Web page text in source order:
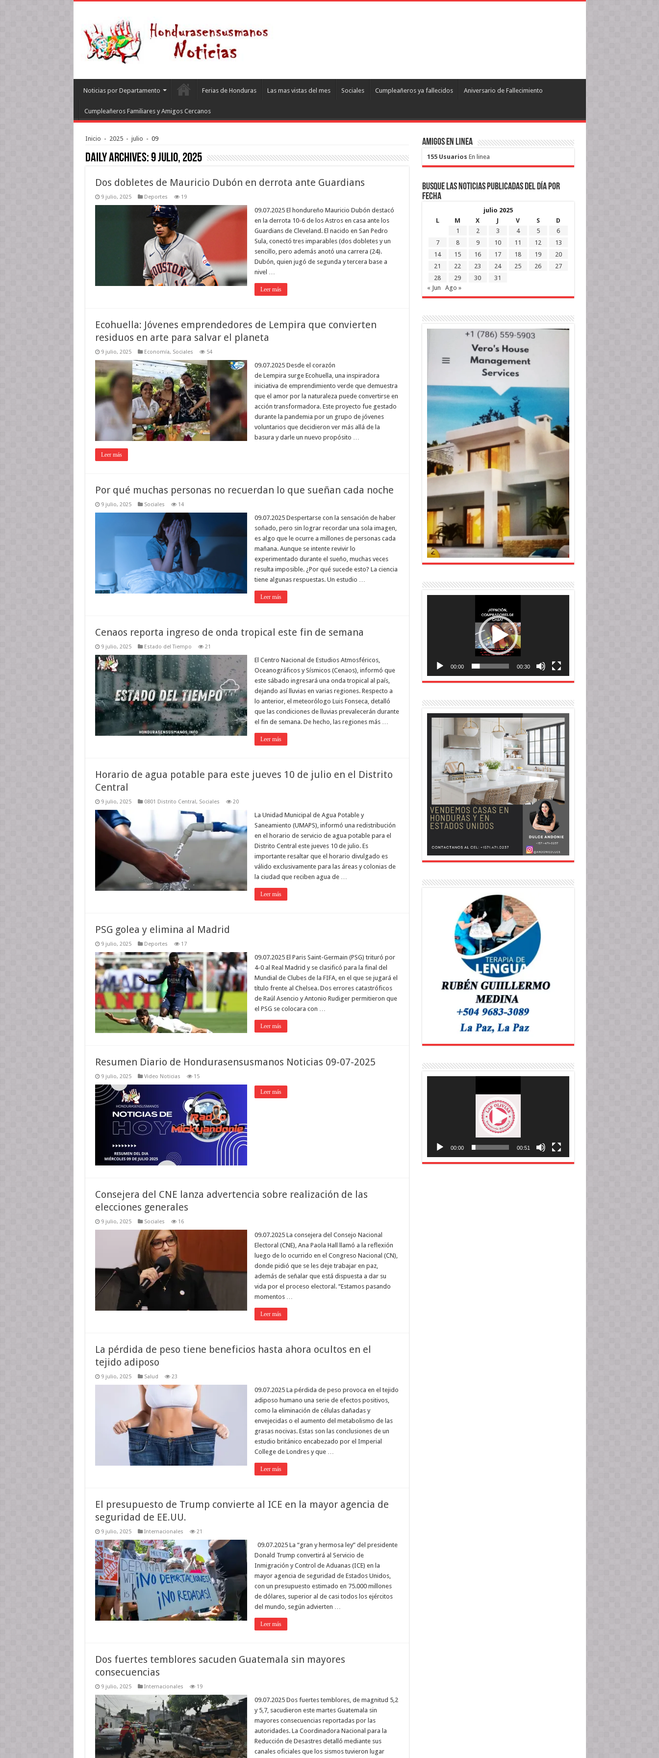
Noticias por Departamento Ferias de Honduras Las mas vistas del mes Sociales Cumpleañeros ya fallecidos Aniversario de Fallecimiento
Cumpleañeros Familiares y Amigos Cercanos
Inicio - 2025 - julio - 09
Daily Archives:9 julio, 2025
Dos dobletes de Mauricio Dubón en derrota ante Guardians
9 julio, 2025 Deportes 19
09.07.2025 El hondureño Mauricio Dubón destacó
en la derrota 10-6 de los Astros en casa ante los
Guardians de Cleveland. El nacido en San Pedro
Sula, conectó tres imparables (dos dobletes y un
sencillo, pero además anotó una carrera (24).
Dubón, quien jugó de segunda y tercera base a
nivel …
Leer más
Ecohuella: Jóvenes emprendedores de Lempira que convierten
residuos en arte para salvar el planeta
9 julio, 2025 Economía, Sociales 54
09.07.2025 Desde el corazón
de Lempira surge Ecohuella, una inspiradora
iniciativa de emprendimiento verde que demuestra
que el amor por la naturaleza puede convertirse en
acción transformadora. Este proyecto fue gestado
durante la pandemia por un grupo de jóvenes
voluntarios que decidieron ver más allá de la
basura y darle un nuevo propósito …
Leer más
Por qué muchas personas no recuerdan lo que sueñan cada noche
9 julio, 2025 Sociales 14
09.07.2025 Despertarse con la sensación de haber
soñado, pero sin lograr recordar una sola imagen,
es algo que le ocurre a millones de personas cada
mañana. Aunque se intente revivir lo
experimentado durante el sueño, muchas veces
resulta imposible. ¿Por qué sucede esto? La ciencia
tiene algunas respuestas. Un estudio …
Leer más
Cenaos reporta ingreso de onda tropical este fin de semana
9 julio, 2025 Estado del Tiempo 21
El Centro Nacional de Estudios Atmosféricos,
Oceanográficos y Sísmicos (Cenaos), informó que
este sábado ingresará una onda tropical al país,
dejando así lluvias en varias regiones. Respecto a
lo anterior, el meteorólogo Luis Fonseca, detalló
que las condiciones de lluvias prevalecerán durante
el fin de semana. De hecho, las regiones más …
Leer más
Horario de agua potable para este jueves 10 de julio en el Distrito
Central
9 julio, 2025 0801 Distrito Central, Sociales 20
La Unidad Municipal de Agua Potable y
Saneamiento (UMAPS), informó una redistribución
en el horario de servicio de agua potable para el
Distrito Central este jueves 10 de julio. Es
importante resaltar que el horario divulgado es
válido exclusivamente para las áreas y colonias de
la ciudad que reciben agua de …
Leer más
PSG golea y elimina al Madrid
9 julio, 2025 Deportes 17
09.07.2025 El Paris Saint-Germain (PSG) trituró por
4-0 al Real Madrid y se clasificó para la final del
Mundial de Clubes de la FIFA, en el que se jugará el
título frente al Chelsea. Dos errores catastróficos
de Raúl Asencio y Antonio Rudiger permitieron que
el PSG se colocara con …
Leer más
Resumen Diario de Hondurasensusmanos Noticias 09-07-2025
9 julio, 2025 Video Noticias 15
Leer más
Consejera del CNE lanza advertencia sobre realización de las
elecciones generales
9 julio, 2025 Sociales 16
09.07.2025 La consejera del Consejo Nacional
Electoral (CNE), Ana Paola Hall llamó a la reflexión
luego de lo ocurrido en el Congreso Nacional (CN),
donde pidió que se les deje trabajar en paz,
además de señalar que está dispuesta a dar su
vida por el proceso electoral. “Estamos pasando
momentos …
Leer más
La pérdida de peso tiene beneficios hasta ahora ocultos en el
tejido adiposo
9 julio, 2025 Salud 23
09.07.2025 La pérdida de peso provoca en el tejido
adiposo humano una serie de efectos positivos,
como la eliminación de células dañadas y
envejecidas o el aumento del metabolismo de las
grasas nocivas. Estas son las conclusiones de un
estudio británico encabezado por el Imperial
College de Londres y que …
Leer más
El presupuesto de Trump convierte al ICE en la mayor agencia de
seguridad de EE.UU.
9 julio, 2025 Internacionales 21
09.07.2025 La “gran y hermosa ley” del presidente
Donald Trump convertirá al Servicio de
Inmigración y Control de Aduanas (ICE) en la
mayor agencia de seguridad de Estados Unidos,
con un presupuesto estimado en 75.000 millones
de dólares, superior al de casi todos los ejércitos
del mundo, según advierten …
Leer más
Dos fuertes temblores sacuden Guatemala sin mayores
consecuencias
9 julio, 2025 Internacionales 19
09.07.2025 Dos fuertes temblores, de magnitud 5,2
y 5,7, sacudieron este martes Guatemala sin
mayores consecuencias reportadas por las
autoridades. La Coordinadora Nacional para la
Reducción de Desastres detalló mediante sus
canales oficiales que los sismos tuvieron lugar
Amigos en Linea
155 Usuarios En linea
Busque las noticias publicadas del día por
fecha
julio 2025
L
M X J V S
D
1
2 3 4 5
6
7
8 9 10 11 12
13
14
15 16 17 18 19
20
21
22 23 24 25 26
27
28
29 30
31
« Jun
Ago »
00:00 00:30
00:00 00:51